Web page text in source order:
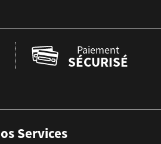
Paiement
SÉCURISÉ
Services